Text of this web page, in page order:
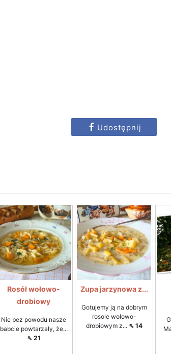
Udostępnij
Rosół wołowo-
drobiowy
Nie bez powodu nasze
babcie powtarzały, że...
⇖ 21
Zupa jarzynowa z...
Gotujemy ją na dobrym
rosole wołowo-
drobiowym z... ⇖ 14